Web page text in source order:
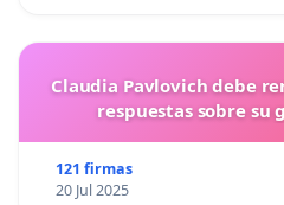
Claudia Pavlovich debe
respuestas sobre su
121 firmas
20 Jul 2025